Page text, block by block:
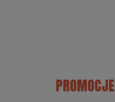
PROMOCJE